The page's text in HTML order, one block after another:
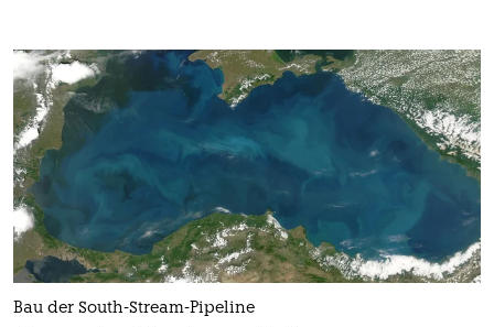
Bau der South-Stream-Pipeline